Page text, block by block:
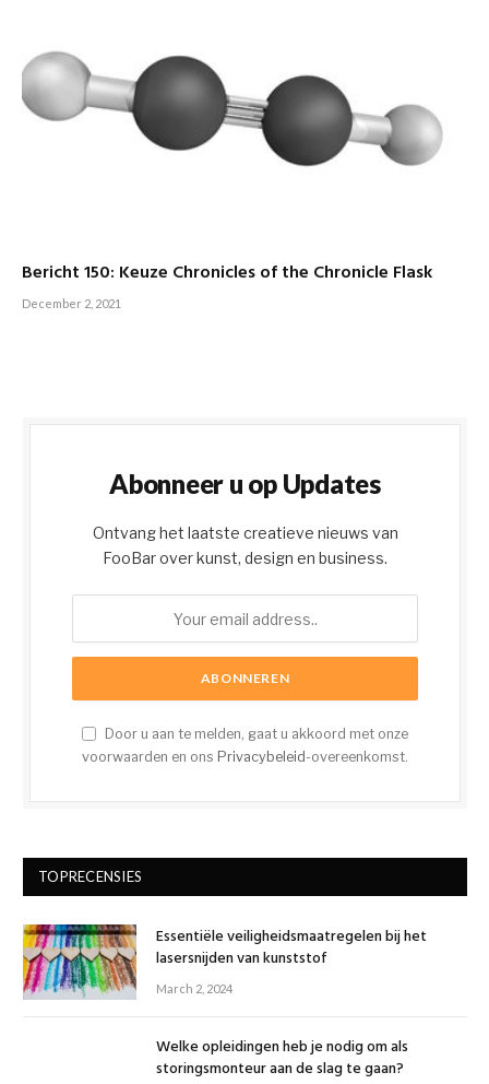
Bericht 150: Keuze Chronicles of the Chronicle Flask
December 2, 2021
Abonneer u op Updates
Ontvang het laatste creatieve nieuws van
FooBar over kunst, design en business.
Door u aan te melden, gaat u akkoord met onze
voorwaarden en ons Privacybeleid -overeenkomst.
TOPRECENSIES
Essentiële veiligheidsmaatregelen bij het
lasersnijden van kunststof
March 2, 2024
Welke opleidingen heb je nodig om als
storingsmonteur aan de slag te gaan?